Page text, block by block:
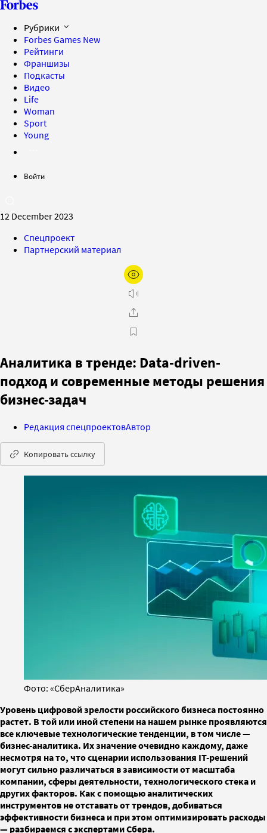
Рубрики
Forbes Games New
Рейтинги
Франшизы
Подкасты
Видео
Life
Woman
Sport
Young
Войти
12 December 2023
Спецпроект
Партнерский материал
Аналитика в тренде: Data-driven-
подход и современные методы решения
бизнес-задач
Редакция спецпроектовАвтор
Копировать ссылку
Фото: «СберАналитика»
Уровень цифровой зрелости российского бизнеса постоянно
растет. В той или иной степени на нашем рынке проявляются
все ключевые технологические тенденции, в том числе —
бизнес-аналитика. Их значение очевидно каждому, даже
несмотря на то, что сценарии использования IТ-решений
могут сильно различаться в зависимости от масштаба
компании, сферы деятельности, технологического стека и
других факторов. Как с помощью аналитических
инструментов не отставать от трендов, добиваться
эффективности бизнеса и при этом оптимизировать расходы
— разбираемся с экспертами Сбера.